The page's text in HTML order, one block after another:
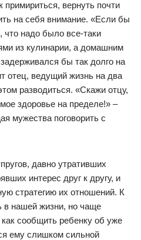
примириться, вернуть почти
на себя внимание. «Если бы
надо было все-таки
из кулинарии, а домашним
бы так долго на
отец, ведущий жизнь на два
разводиться. «Скажи отцу,
здоровье на пределе!» –
мужества поговорить с
давно утративших
интерес друг к другу, и
стратегию их отношений. К
в нашей жизни, но чаще
сообщить ребенку об уже
ему слишком сильной